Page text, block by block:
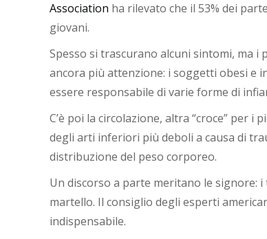
Association ha rilevato che il 53% dei
giovani.
Spesso si trascurano alcuni sintomi, ma
ancora più attenzione: i soggetti obesi e
essere responsabile di varie forme di
C’è poi la circolazione, altra “croce” per
degli arti inferiori più deboli a causa di
distribuzione del peso corporeo.
Un discorso a parte meritano le signore:
martello. Il consiglio degli esperti
indispensabile.